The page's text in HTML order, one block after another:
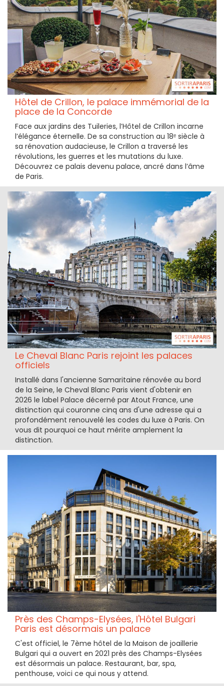
Hôtel de Crillon, le palace immémorial de la
place de la Concorde
Face aux jardins des Tuileries, l’Hôtel de Crillon incarne
l’élégance éternelle. De sa construction au 18ᵉ siècle à
sa rénovation audacieuse, le Crillon a traversé les
révolutions, les guerres et les mutations du luxe.
Découvrez ce palais devenu palace, ancré dans l’âme
de Paris.
Le Cheval Blanc Paris rejoint les palaces
officiels
Installé dans l'ancienne Samaritaine rénovée au bord
de la Seine, le Cheval Blanc Paris vient d'obtenir en
2026 le label Palace décerné par Atout France, une
distinction qui couronne cinq ans d'une adresse qui a
profondément renouvelé les codes du luxe à Paris. On
vous dit pourquoi ce haut mérite amplement la
distinction.
Près des Champs-Elysées, l'Hôtel Bulgari
Paris est désormais un palace
C'est officiel, le 7ème hôtel de la Maison de joaillerie
Bulgari qui a ouvert en 2021 près des Champs-Elysées
est désormais un palace. Restaurant, bar, spa,
penthouse, voici ce qui nous y attend.